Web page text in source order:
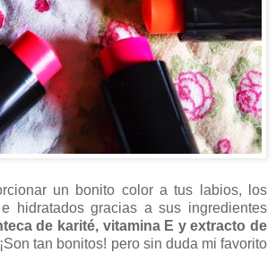
un bonito color a tus labios, los
hidratados gracias a sus ingredientes
de karité, vitamina E y extracto de
¡Son tan bonitos! pero sin duda mi favorito